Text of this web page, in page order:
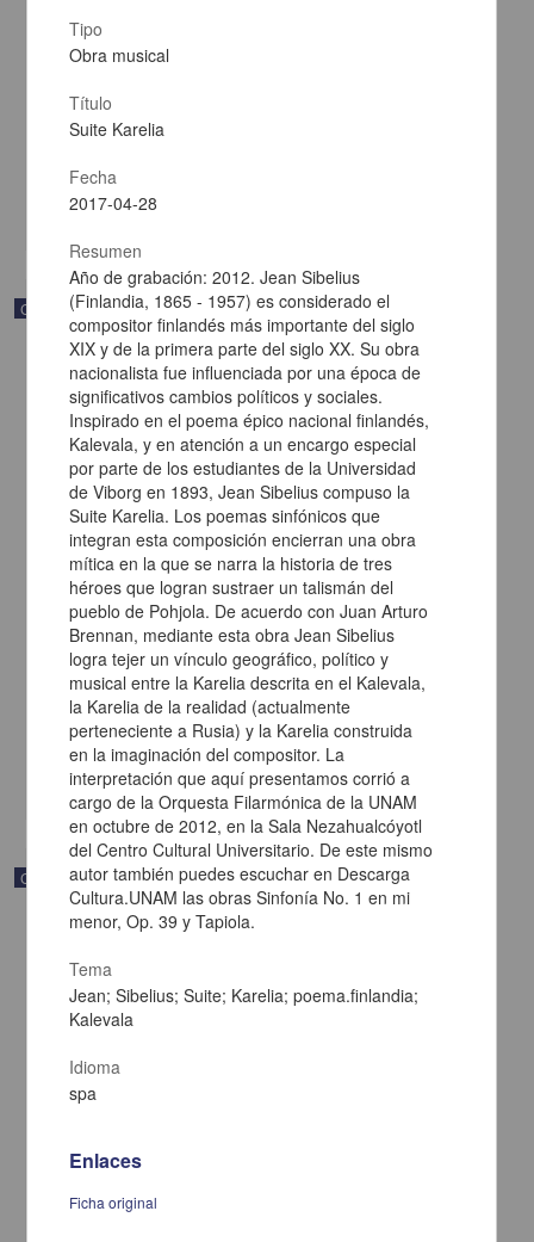
informa se irá a la costa por prescripción médica
Maytorena, José María
Multidisciplina
Correspondencia postal
Carta de Francisco Martínez Baca a Francisco I. Madero
felicitándolo por el triunfo de la causa
Martínez Baca, Francisco
[sin fecha]
Multidisciplina
Correspondencia postal
Tipo
Obra musical
Título
Suite Karelia
Fecha
2017-04-28
Resumen
Año de grabación: 2012. Jean Sibelius
(Finlandia, 1865 - 1957) es considerado el
compositor finlandés más importante del siglo
XIX y de la primera parte del siglo XX. Su obra
nacionalista fue influenciada por una época de
significativos cambios políticos y sociales.
Inspirado en el poema épico nacional finlandés,
Kalevala, y en atención a un encargo especial
por parte de los estudiantes de la Universidad
de Viborg en 1893, Jean Sibelius compuso la
Suite Karelia. Los poemas sinfónicos que
integran esta composición encierran una obra
mítica en la que se narra la historia de tres
héroes que logran sustraer un talismán del
pueblo de Pohjola. De acuerdo con Juan Arturo
Brennan, mediante esta obra Jean Sibelius
logra tejer un vínculo geográfico, político y
musical entre la Karelia descrita en el Kalevala,
la Karelia de la realidad (actualmente
perteneciente a Rusia) y la Karelia construida
en la imaginación del compositor. La
interpretación que aquí presentamos corrió a
cargo de la Orquesta Filarmónica de la UNAM
en octubre de 2012, en la Sala Nezahualcóyotl
del Centro Cultural Universitario. De este mismo
autor también puedes escuchar en Descarga
Cultura.UNAM las obras Sinfonía No. 1 en mi
menor, Op. 39 y Tapiola.
Tema
Jean; Sibelius; Suite; Karelia; poema.finlandia;
Kalevala
Idioma
spa
Enlaces
Ficha original